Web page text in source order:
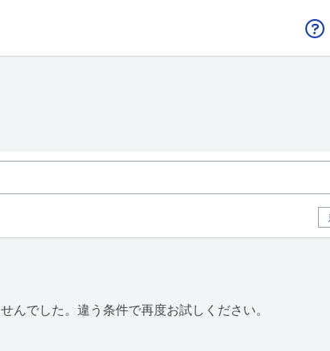
んでした。違う条件で再度お試しください。